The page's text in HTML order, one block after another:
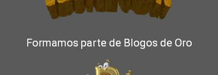
Formamos parte de Blogos de Oro